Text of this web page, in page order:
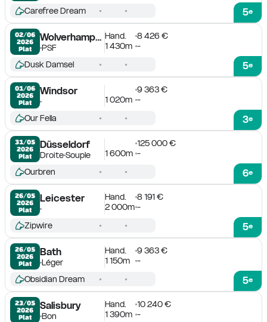
5e
Carefree Dream
02/06
2026
Plat
Wolverhampton
PSF
Hand.
8 426 €
1 430m -
5e
Dusk Damsel
01/06
2026
Plat
Windsor
9 363 €
1 020m -
3e
Our Fella
31/05
2026
Plat
Düsseldorf
DroiteSouple
125 000 €
1 600m -
6e
Ourbren
26/05
2026
Plat
Leicester Hand.
8 191 €
2 000m -
5e
Zipwire
26/05
2026
Plat
Bath
Léger
Hand.
9 363 €
1 150m
-
5e
Obsidian Dream
23/05
2026
Plat
Salisbury
Bon
Hand.
10 240 €
1 390m -